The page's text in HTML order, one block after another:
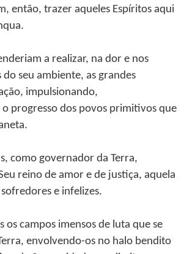
então, trazer aqueles Espíritos aqui
a realizar, na dor e nos
seu ambiente, as grandes
impulsionando,
progresso dos povos primitivos que
como governador da Terra,
reino de amor e de justiça, aquela
e infelizes.
os campos imensos de luta que se
envolvendo-os no halo bendito